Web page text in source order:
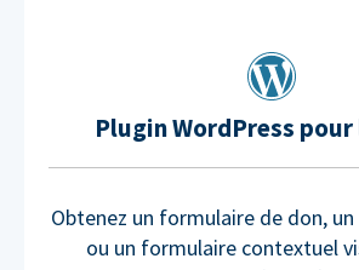
Plugin WordPress pour
Obtenez un formulaire de don,
ou un formulaire contextuel